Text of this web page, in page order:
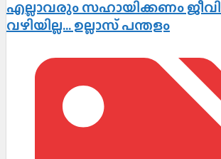
എല്ലാവരും സഹായിക്കണം
വഴിയില്ല… ഉല്ലാസ് പന്തളം